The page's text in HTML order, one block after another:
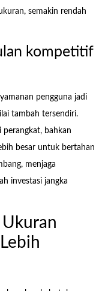
semakin rendah
kompetitif
pengguna jadi
tambah tersendiri.
perangkat, bahkan
besar untuk bertahan
menjaga
investasi jangka